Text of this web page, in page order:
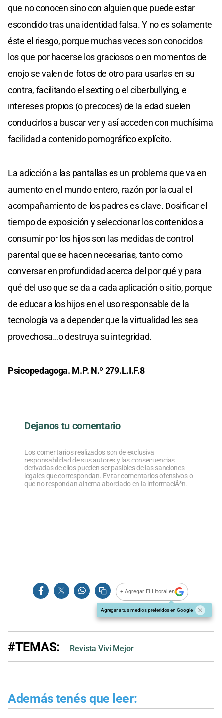
que no conocen sino con alguien que puede estar
escondido tras una identidad falsa. Y no es solamente
éste el riesgo, porque muchas veces son conocidos
los que por hacerse los graciosos o en momentos de
enojo se valen de fotos de otro para usarlas en su
contra, facilitando el sexting o el ciberbullying, e
intereses propios (o precoces) de la edad suelen
conducirlos a buscar ver y así acceden con muchísima
facilidad a contenido pornográfico explícito.
La adicción a las pantallas es un problema que va en
aumento en el mundo entero, razón por la cual el
acompañamiento de los padres es clave. Dosificar el
tiempo de exposición y seleccionar los contenidos a
consumir por los hijos son las medidas de control
parental que se hacen necesarias, tanto como
conversar en profundidad acerca del por qué y para
qué del uso que se da a cada aplicación o sitio, porque
de educar a los hijos en el uso responsable de la
tecnología va a depender que la virtualidad les sea
provechosa…o destruya su integridad.
Psicopedagoga. M.P. N.º 279.L.I.F.8
Dejanos tu comentario
Los comentarios realizados son de exclusiva
responsabilidad de sus autores y las consecuencias
derivadas de ellos pueden ser pasibles de las sanciones
legales que correspondan. Evitar comentarios ofensivos o
que no respondan al tema abordado en la informaciÃ³n.
+ Agregar El Litoral en
Agregar a tus medios preferidos en Google
#TEMAS: Revista Viví Mejor
Además tenés que leer: